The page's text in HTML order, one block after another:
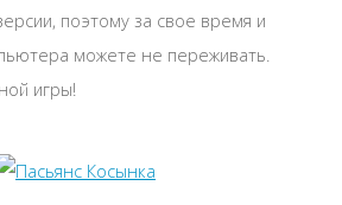
поэтому за свое время и
можете не переживать.
игры!